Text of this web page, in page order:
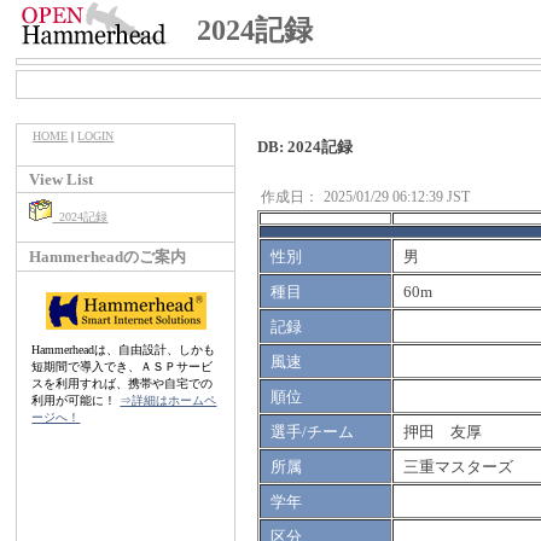
2024記録
HOME |LOGIN
View List
2024記録
Hammerheadのご案内
Hammerheadは、自由設計、しかも
短期間で導入でき、ＡＳＰサービ
スを利用すれば、携帯や自宅での
利用が可能に！ ⇒詳細はホームペ
ージへ！
DB: 2024記録
作成日： 2025/01/29 06:12:39 JST
性別
男
種目
60m
記録
風速
順位
選手/チーム
押田 友厚
所属
三重マスターズ
学年
区分